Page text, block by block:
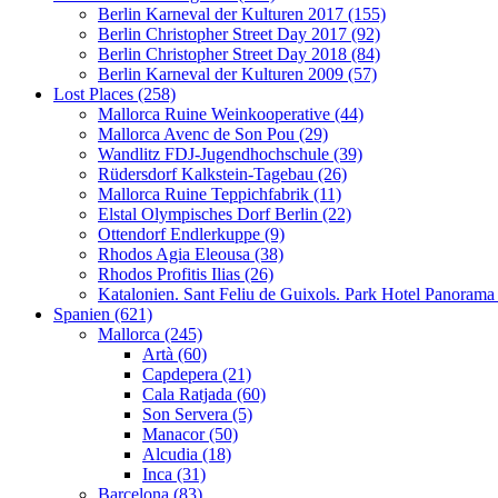
Berlin Karneval der Kulturen 2017 (155)
Berlin Christopher Street Day 2017 (92)
Berlin Christopher Street Day 2018 (84)
Berlin Karneval der Kulturen 2009 (57)
Lost Places (258)
Mallorca Ruine Weinkooperative (44)
Mallorca Avenc de Son Pou (29)
Wandlitz FDJ-Jugendhochschule (39)
Rüdersdorf Kalkstein-Tagebau (26)
Mallorca Ruine Teppichfabrik (11)
Elstal Olympisches Dorf Berlin (22)
Ottendorf Endlerkuppe (9)
Rhodos Agia Eleousa (38)
Rhodos Profitis Ilias (26)
Katalonien. Sant Feliu de Guixols. Park Hotel
Spanien (621)
Mallorca (245)
Artà (60)
Capdepera (21)
Cala Ratjada (60)
Son Servera (5)
Manacor (50)
Alcudia (18)
Inca (31)
Barcelona (83)